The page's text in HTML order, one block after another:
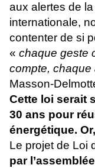
aux alertes de
internationale,
contenter de si
« chaque geste
compte, chaque
Masson-
Cette loi serait
30 ans pour
énergétique.
Le projet de Loi
par